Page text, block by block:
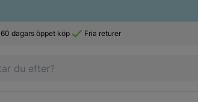
60 dagars öppet köp Fria returer